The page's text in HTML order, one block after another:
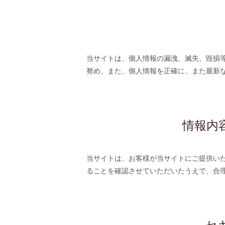
当サイトは、個人情報の漏洩、滅失、毀損
努め、また、個人情報を正確に、また最新
情報内
当サイトは、お客様が当サイトにご提供い
ることを確認させていただいたうえで、